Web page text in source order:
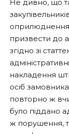
Не дивно, що
оприлюднення
призвести до
згідно зі
накладення
осіб
повторно ж
було піддано
ж порушення,